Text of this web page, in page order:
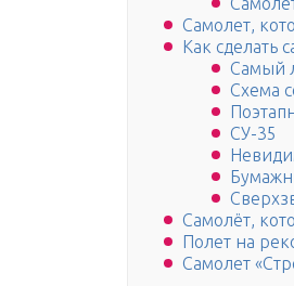
Самолет,
Как сделать
Самый
Схема
СУ-35
Самолёт,
Полет на
Самолет